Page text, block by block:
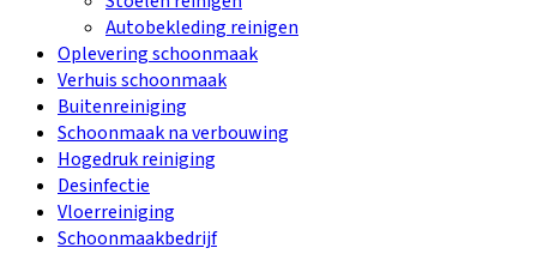
Autobekleding reinigen
Oplevering schoonmaak
Verhuis schoonmaak
Buitenreiniging
Schoonmaak na verbouwing
Hogedruk reiniging
Desinfectie
Vloerreiniging
Schoonmaakbedrijf